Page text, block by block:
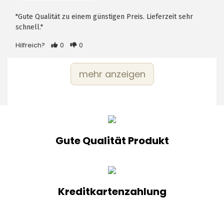
"Gute Qualität zu einem günstigen Preis. Lieferzeit sehr
schnell."
Hilfreich? 0 0
mehr anzeigen
Gute Qualität Produkt
Kreditkartenzahlung